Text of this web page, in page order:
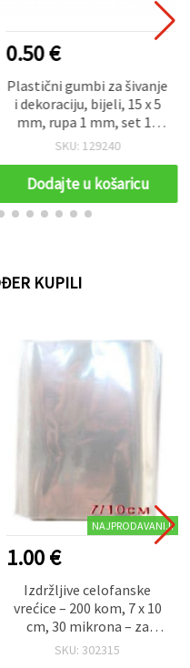
0.50 €
Plastični gumbi za šivanje
i dekoraciju, bijeli, 15 x 5
mm, rupa 1 mm, set 10
kom – za odjeću, ručni rad
SKU: 129240
Dodajte u košaricu
KUPILI
NAJPRODAVANIJI
1.00 €
Izdržljive celofanske
vrećice – 200 kom, 7 x 10
cm, 30 mikrona – za
pakiranje poklona,
SKU: 302315